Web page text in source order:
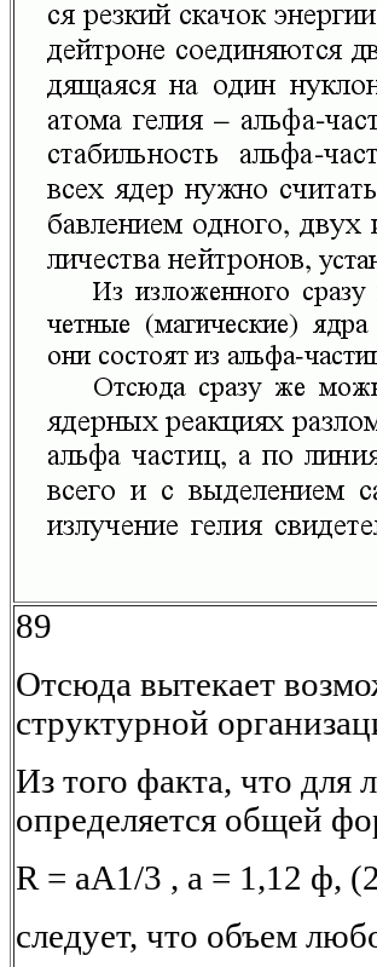
89
Отсюда вытекает
структурной
Из того факта, что для
определяется общей
R = aA1/3 , а = 1,12 ф,
следует, что объем